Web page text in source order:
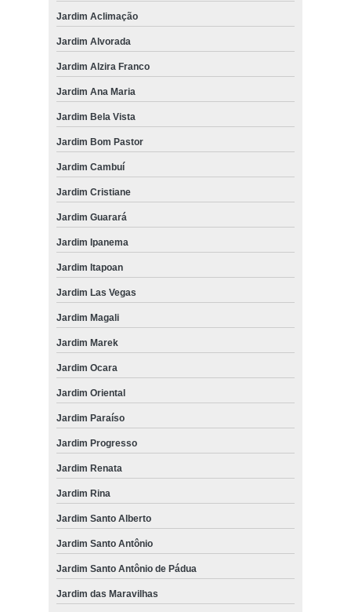
Jardim Aclimação
Jardim Alvorada
Jardim Alzira Franco
Jardim Ana Maria
Jardim Bela Vista
Jardim Bom Pastor
Jardim Cambuí
Jardim Cristiane
Jardim Guarará
Jardim Ipanema
Jardim Itapoan
Jardim Las Vegas
Jardim Magali
Jardim Marek
Jardim Ocara
Jardim Oriental
Jardim Paraíso
Jardim Progresso
Jardim Renata
Jardim Rina
Jardim Santo Alberto
Jardim Santo Antônio
Jardim Santo Antônio de Pádua
Jardim das Maravilhas